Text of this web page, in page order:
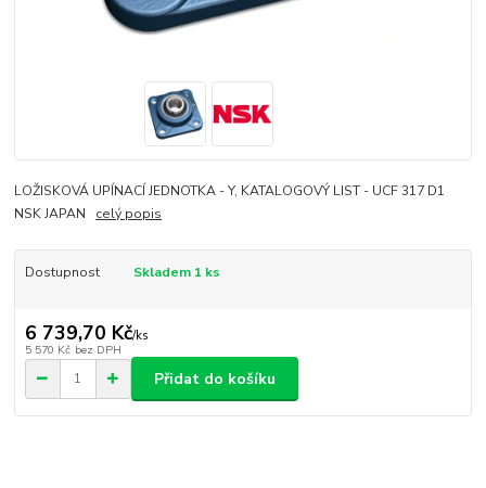
LOŽISKOVÁ UPÍNACÍ JEDNOTKA - Y, KATALOGOVÝ LIST - UCF 317 D1
NSK JAPAN celý popis
Dostupnost Skladem 1 ks
6 739,70 Kč/ks
5 570 Kč bez DPH
Přidat do košíku